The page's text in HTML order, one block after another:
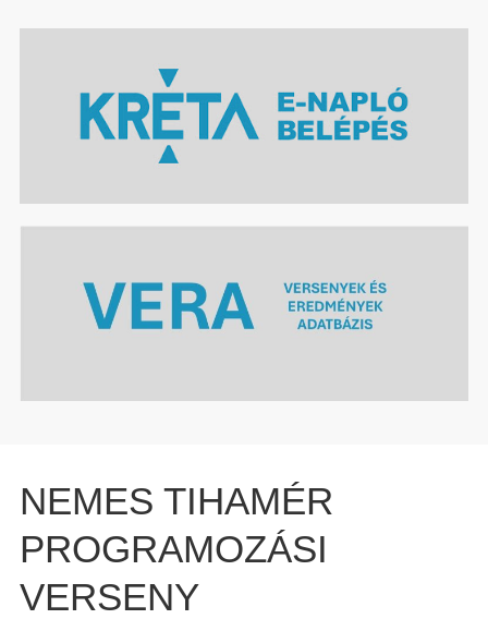
NEMES TIHAMÉR
PROGRAMOZÁSI
VERSENY